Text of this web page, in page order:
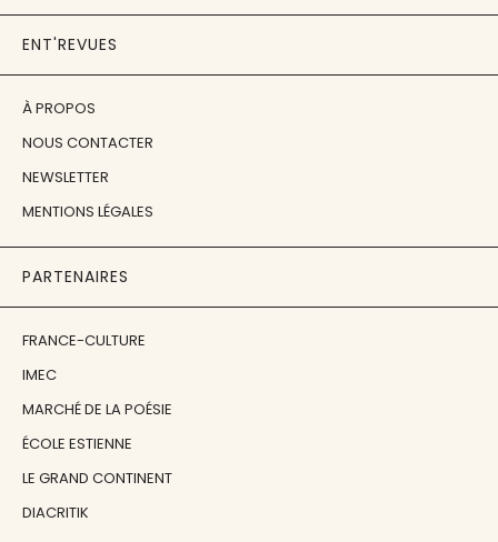
ENT'REVUES
À PROPOS
NOUS CONTACTER
NEWSLETTER
MENTIONS LÉGALES
PARTENAIRES
FRANCE-CULTURE
IMEC
MARCHÉ DE LA POÉSIE
ÉCOLE ESTIENNE
LE GRAND CONTINENT
DIACRITIK